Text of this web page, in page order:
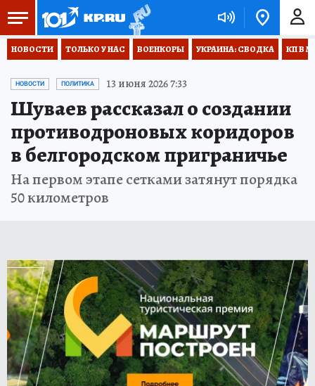
НОВОСТИ ТОЛЬКО У НАС ВОЕНКОРЫ УКРАИНА: СВОДКА КП В
НОВОСТИ ПОЛИТИКА 13 июня 2026 7:33
Шуваев рассказал о создании
противодроновых коридоров
в белгородском приграничье
На первом этапе сетками затянут порядка
50 километров